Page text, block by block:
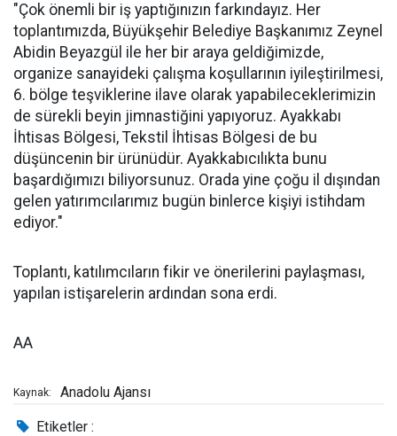
"Çok önemli bir iş yaptığınızın farkındayız. Her
toplantımızda, Büyükşehir Belediye Başkanımız Zeynel
Abidin Beyazgül ile her bir araya geldiğimizde,
organize sanayideki çalışma koşullarının iyileştirilmesi,
6. bölge teşviklerine ilave olarak yapabileceklerimizin
de sürekli beyin jimnastiğini yapıyoruz. Ayakkabı
İhtisas Bölgesi, Tekstil İhtisas Bölgesi de bu
düşüncenin bir ürünüdür. Ayakkabıcılıkta bunu
başardığımızı biliyorsunuz. Orada yine çoğu il dışından
gelen yatırımcılarımız bugün binlerce kişiyi istihdam
ediyor."
Toplantı, katılımcıların fikir ve önerilerini paylaşması,
yapılan istişarelerin ardından sona erdi.
AA
Kaynak: Anadolu Ajansı
Etiketler :